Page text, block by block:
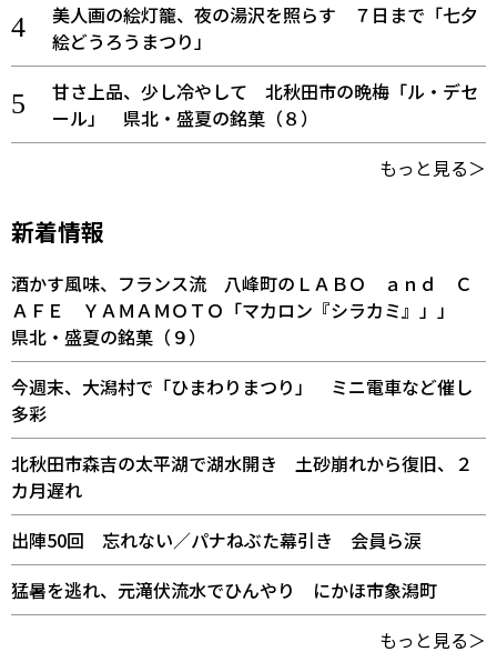
美人画の絵灯籠、夜の湯沢を照らす ７日まで「七夕
絵どうろうまつり」
甘さ上品、少し冷やして 北秋田市の晩梅「ル・デセ
ール」 県北・盛夏の銘菓（８）
もっと見る＞
新着情報
酒かす風味、フランス流 八峰町のＬＡＢＯ ａｎｄ Ｃ
ＡＦＥ ＹＡＭＡＭＯＴＯ「マカロン『シラカミ』」」
県北・盛夏の銘菓（９）
今週末、大潟村で「ひまわりまつり」 ミニ電車など催し
多彩
北秋田市森吉の太平湖で湖水開き 土砂崩れから復旧、２
カ月遅れ
出陣50回 忘れない／パナねぶた幕引き 会員ら涙
猛暑を逃れ、元滝伏流水でひんやり にかほ市象潟町
もっと見る＞